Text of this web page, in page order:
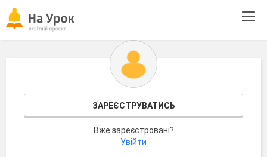
ЗАРЕЄСТРУВАТИСЬ
Вже зареєстровані?
Увійти